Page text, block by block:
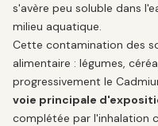
s'avère peu soluble dans
milieu aquatique.
Cette contamination des
alimentaire : légumes,
progressivement le
voie principale
complétée par l'inhalation